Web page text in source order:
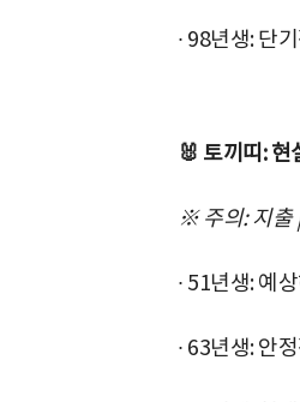
∙ 98년생: 단
🐰 토끼띠:
※ 주의: 지출
∙ 51년생: 예
∙ 63년생: 안